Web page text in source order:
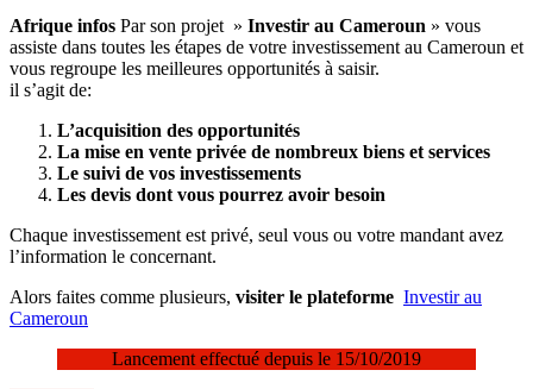
Afrique infos Par son projet » Investir au Cameroun » vous
assiste dans toutes les étapes de votre investissement au Cameroun et
vous regroupe les meilleures opportunités à saisir.
il s’agit de:
L’acquisition des opportunités
La mise en vente privée de nombreux biens et services
Le suivi de vos investissements
Les devis dont vous pourrez avoir besoin
Chaque investissement est privé, seul vous ou votre mandant avez
l’information le concernant.
Alors faites comme plusieurs, visiter le plateforme Investir au
Cameroun
Lancement effectué depuis le 15/10/2019